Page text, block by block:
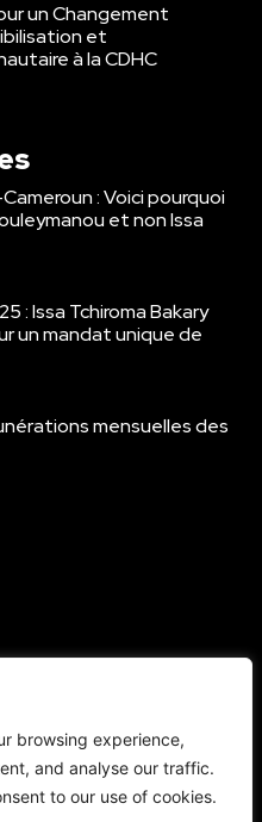
browsing experience,
and analyse our traffic.
to our use of cookies.
un Changement
et
à la CDHC
: Voici pourquoi
et non Issa
: Issa Tchiroma Bakary
un mandat unique de
mensuelles des